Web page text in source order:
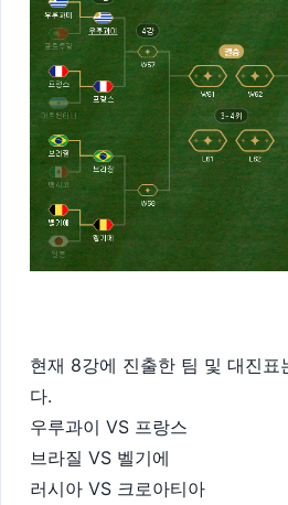
현재 8강에 진출한 팀 및 대진표
다.
우루과이 VS 프랑스
브라질 VS 벨기에
러시아 VS 크로아티아